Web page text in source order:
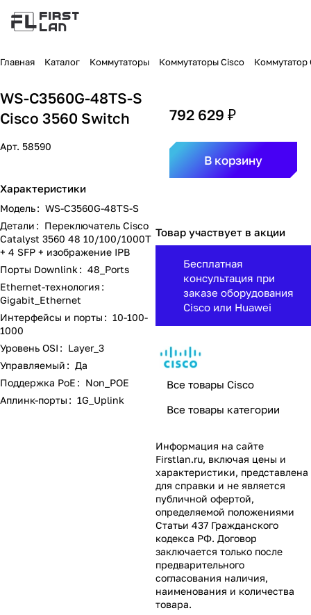
Главная Каталог Коммутаторы Коммутаторы Cisco Коммутатор
WS-C3560G-48TS-S
Cisco 3560 Switch
Арт. 58590
Характеристики
Модель: WS-C3560G-48TS-S
Детали: Переключатель Cisco
Catalyst 3560 48 10/100/1000T
+ 4 SFP + изображение IPB
Порты Downlink: 48_Ports
Ethernet-технология:
Gigabit_Ethernet
Интерфейсы и порты: 10-100-
1000
Уровень OSI: Layer_3
Управляемый: Да
Поддержка PoE: Non_POE
Аплинк-порты: 1G_Uplink
792 629 ₽
В корзину
Товар участвует в акции
Бесплатная
консультация при
заказе оборудования
Cisco или Huawei
Все товары Cisco
Все товары категории
Информация на сайте
Firstlan.ru, включая цены и
характеристики, представлена
для справки и не является
публичной офертой,
определяемой положениями
Статьи 437 Гражданского
кодекса РФ. Договор
заключается только после
предварительного
согласования наличия,
наименования и количества
товара.